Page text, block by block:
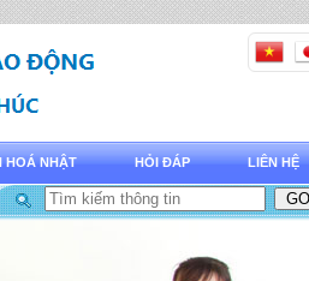
HOÁ NHẬT HỎI ĐÁP LIÊN HỆ